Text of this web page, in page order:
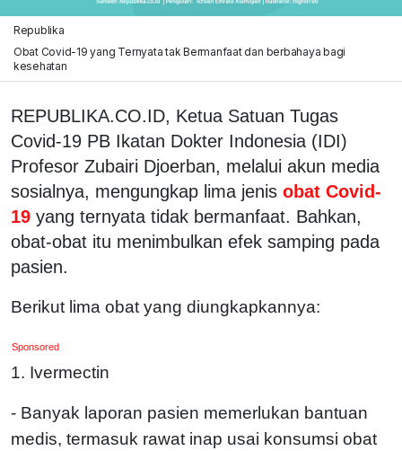
Republika
Obat Covid-19 yang Ternyata tak Bermanfaat dan berbahaya bagi
kesehatan
REPUBLIKA.CO.ID, Ketua Satuan Tugas
Covid-19 PB Ikatan Dokter Indonesia (IDI)
Profesor Zubairi Djoerban, melalui akun media
sosialnya, mengungkap lima jenis obat Covid-
19 yang ternyata tidak bermanfaat. Bahkan,
obat-obat itu menimbulkan efek samping pada
pasien.
Berikut lima obat yang diungkapkannya:
Sponsored
1. Ivermectin
- Banyak laporan pasien memerlukan bantuan
medis, termasuk rawat inap usai konsumsi obat